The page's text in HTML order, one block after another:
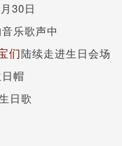
30日
乐歌声中
们陆续走进生日会场
帽
日歌